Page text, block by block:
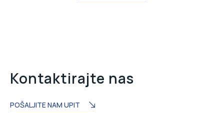
Kontaktirajte nas
POŠALJITE NAM UPIT